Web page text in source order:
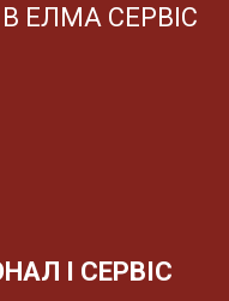
ЕЛМА СЕРВІС
І СЕРВІС